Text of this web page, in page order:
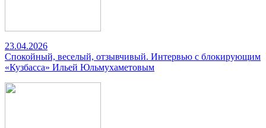
23.04.2026
Спокойный, веселый, отзывчивый. Интервью с блокирующим
«Кузбасса» Ильей Юльмухаметовым